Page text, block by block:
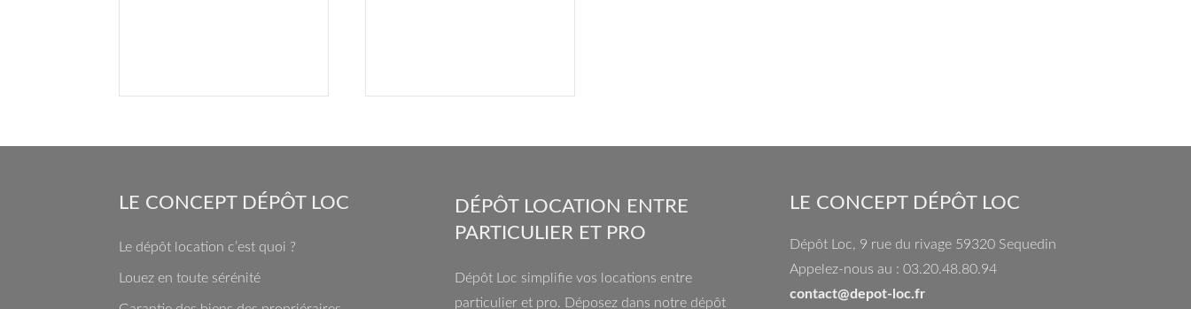
LE CONCEPT DÉPÔT LOC
Le dépôt location c’est quoi ?
Louez en toute sérénité
DÉPÔT LOCATION ENTRE
PARTICULIER ET PRO
Dépôt Loc simplifie vos locations entre
particulier et pro. Déposez dans notre dépôt
LE CONCEPT DÉPÔT LOC
Dépôt Loc, 9 rue du rivage 59320 Sequedin
Appelez-nous au : 03.20.48.80.94
contact@depot-loc.fr